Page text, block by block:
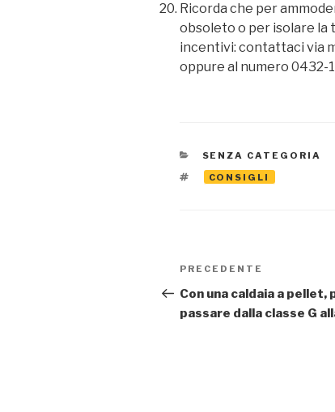
Ricorda che per
obsoleto o per isolare la
incentivi: contattaci via
oppure al numero 0432-
CATEGORIE
SENZA CATEGORIA
TAG
CONSIGLI
Navigazione
articoli
Articolo
precedente:
PRECEDENTE
Con una caldaia a pellet,
passare dalla classe G